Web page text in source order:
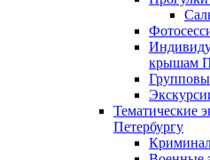
крышам
Тематические
Петербургу